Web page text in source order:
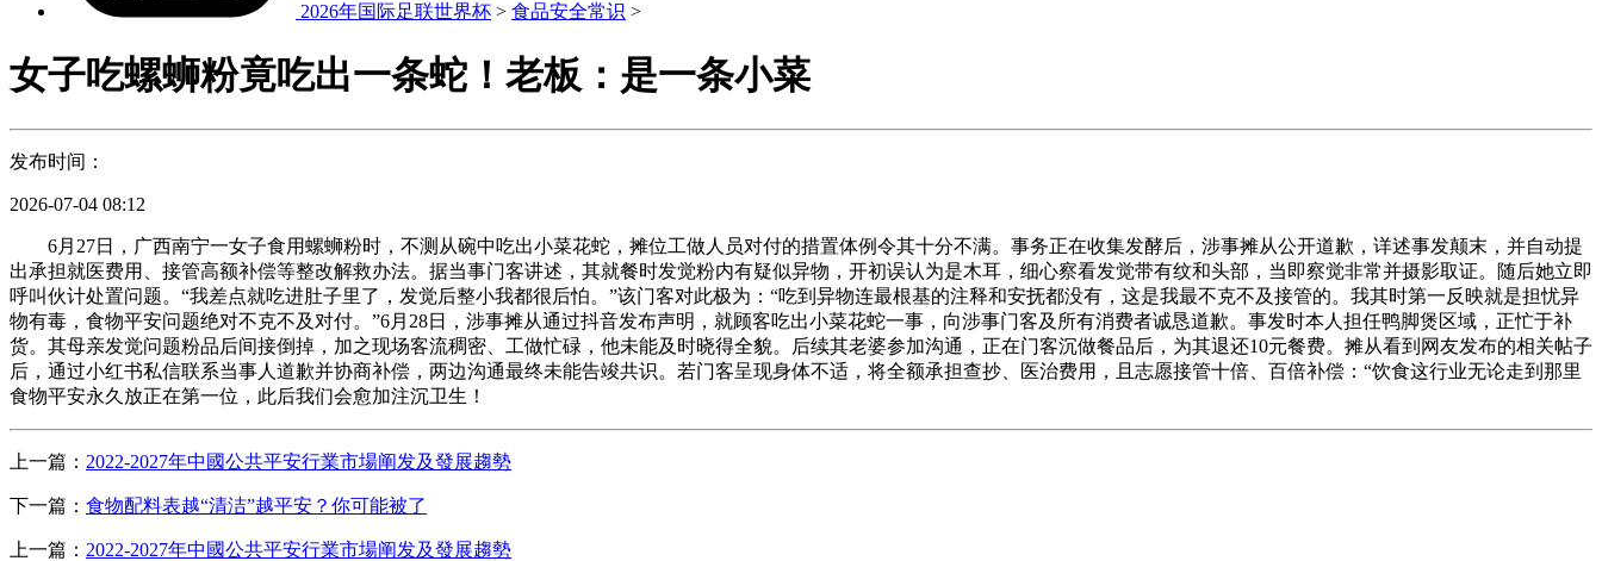
2026年国际足联世界杯 > 食品安全常识 >
女子吃螺蛳粉竟吃出一条蛇！老板：是一条小菜
发布时间：
2026-07-04 08:12
6月27日，广西南宁一女子食用螺蛳粉时，不测从碗中吃出小菜花蛇，摊位工做人员对付的措置体例令其十分不满。事务正在收集发酵后，涉事摊从公开道歉，详述事发颠末，并自动提
出承担就医费用、接管高额补偿等整改解救办法。据当事门客讲述，其就餐时发觉粉内有疑似异物，开初误认为是木耳，细心察看发觉带有纹和头部，当即察觉非常并摄影取证。随后她立即
呼叫伙计处置问题。“我差点就吃进肚子里了，发觉后整小我都很后怕。”该门客对此极为：“吃到异物连最根基的注释和安抚都没有，这是我最不克不及接管的。我其时第一反映就是担忧异
物有毒，食物平安问题绝对不克不及对付。”6月28日，涉事摊从通过抖音发布声明，就顾客吃出小菜花蛇一事，向涉事门客及所有消费者诚恳道歉。事发时本人担任鸭脚煲区域，正忙于补
货。其母亲发觉问题粉品后间接倒掉，加之现场客流稠密、工做忙碌，他未能及时晓得全貌。后续其老婆参加沟通，正在门客沉做餐品后，为其退还10元餐费。摊从看到网友发布的相关帖子
后，通过小红书私信联系当事人道歉并协商补偿，两边沟通最终未能告竣共识。若门客呈现身体不适，将全额承担查抄、医治费用，且志愿接管十倍、百倍补偿：“饮食这行业无论走到那里
食物平安永久放正在第一位，此后我们会愈加注沉卫生！
上一篇： 2022-2027年中國公共平安行業市場阐发及發展趨勢
下一篇： 食物配料表越“清洁”越平安？你可能被了
上一篇： 2022-2027年中國公共平安行業市場阐发及發展趨勢